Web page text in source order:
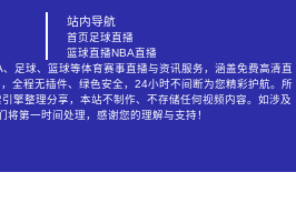
站内导航
首页足球直播
篮球直播NBA直播
足球、篮球等体育赛事直播与资讯服务，涵盖免费高清直
全程无插件、绿色安全，24小时不间断为您精彩护航。所
擎整理分享，本站不制作、不存储任何视频内容。如涉及
将第一时间处理，感谢您的理解与支持！